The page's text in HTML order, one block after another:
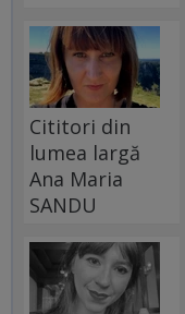
Cititori din
lumea largă
Ana Maria
SANDU